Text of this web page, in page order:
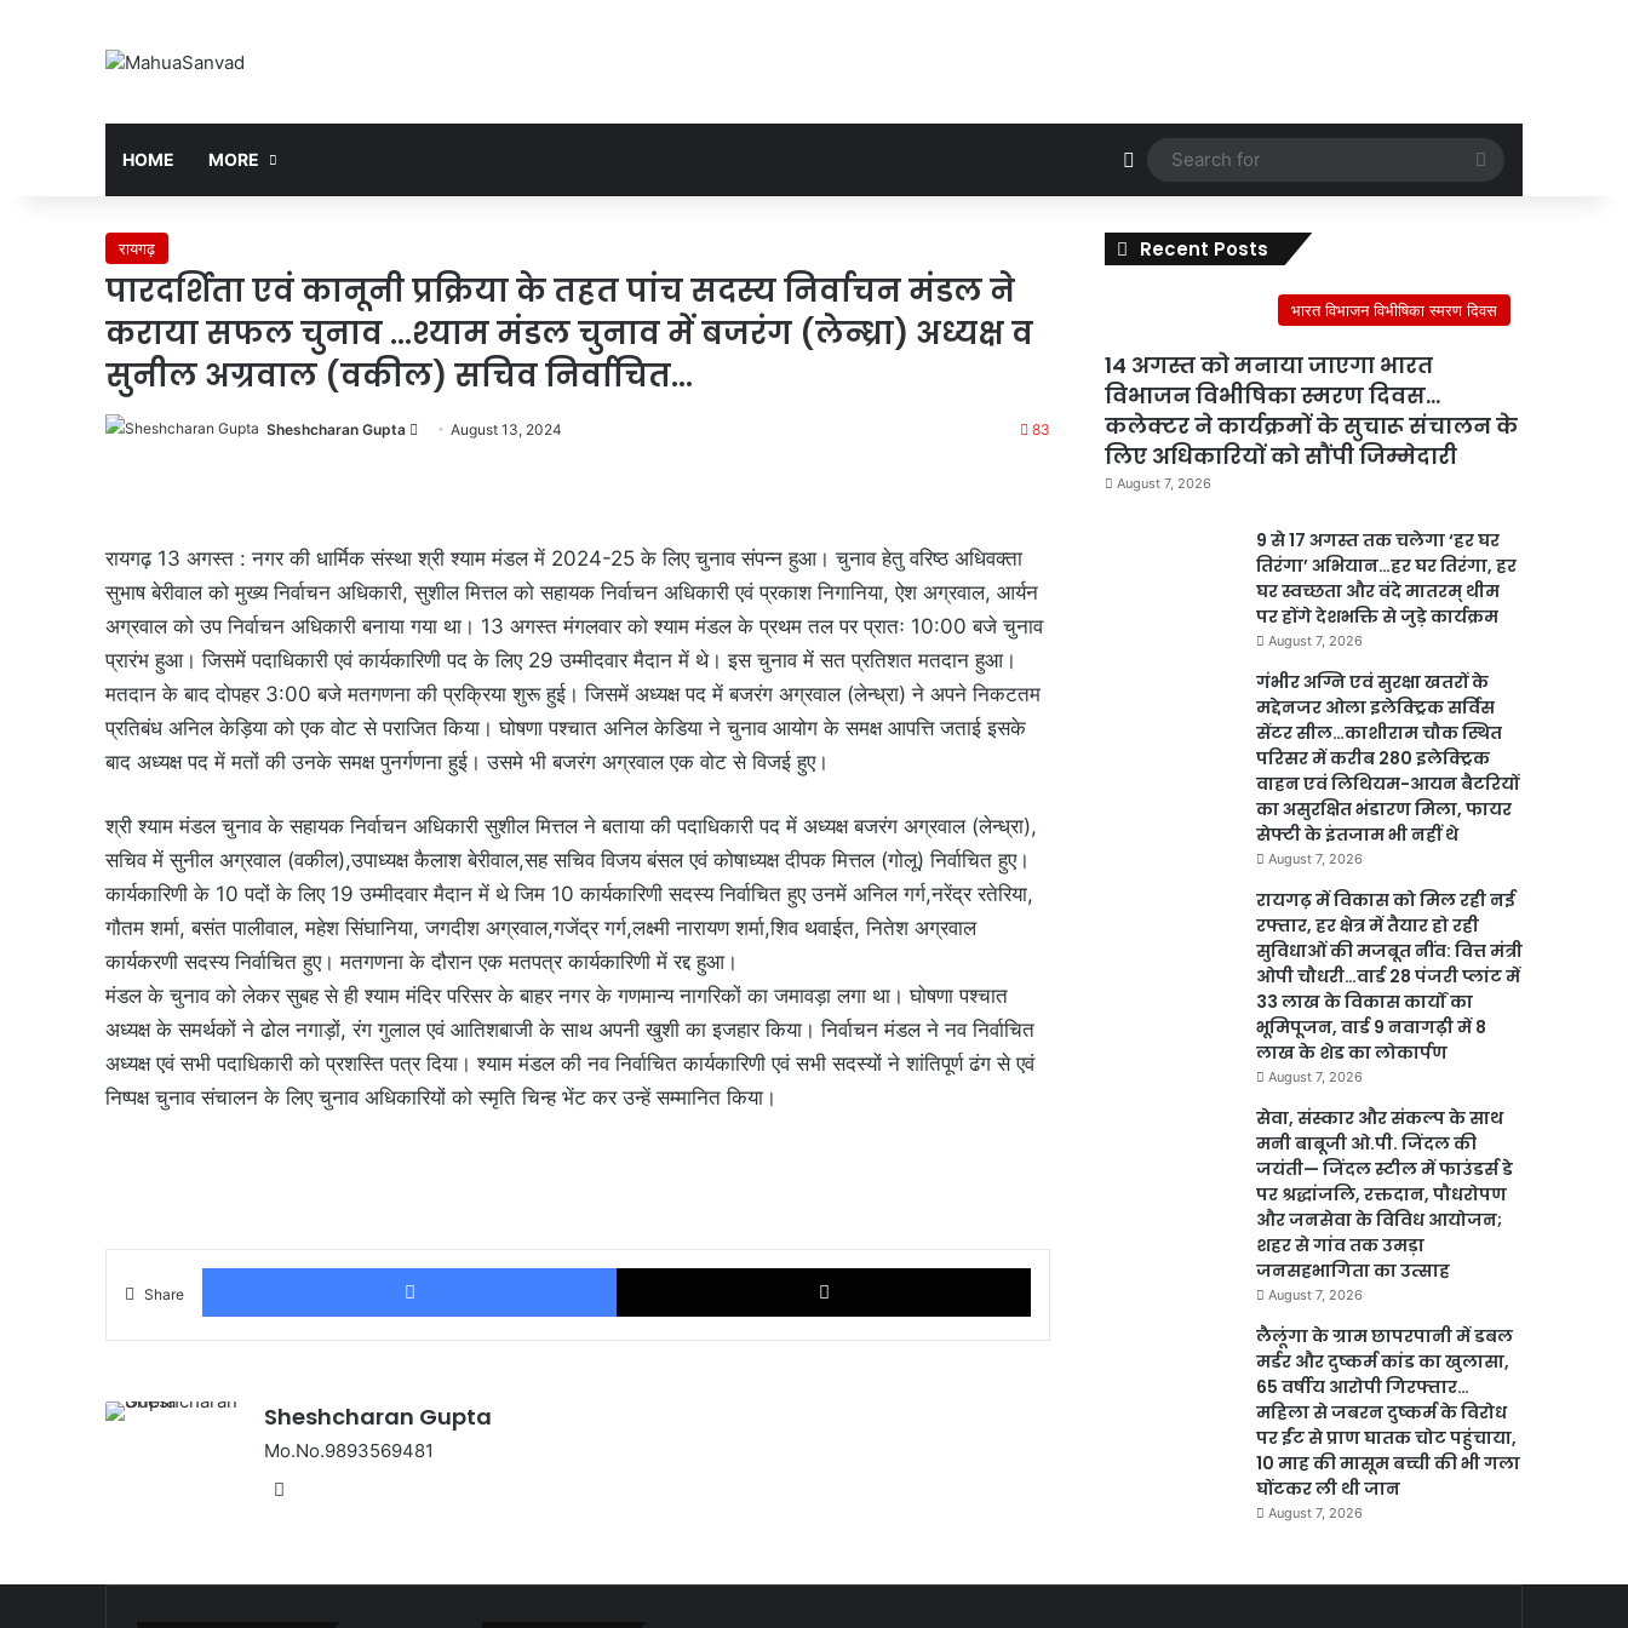
HOME MORE Random Article
Search
for
रायगढ़
पारदर्शिता एवं कानूनी प्रक्रिया के तहत पांच सदस्य निर्वाचन मंडल ने
कराया सफल चुनाव …श्याम मंडल चुनाव में बजरंग (लेन्ध्रा) अध्यक्ष व
सुनील अग्रवाल (वकील) सचिव निर्वाचित…
Sheshcharan Gupta
SendAugust 13, 2024 83
रायगढ़ 13 अगस्त : नगर की धार्मिक संस्था श्री श्याम मंडल में 2024-25 के लिए चुनाव संपन्न हुआ। चुनाव हेतु वरिष्ठ अधिवक्ता
सुभाष बेरीवाल को मुख्य निर्वाचन अधिकारी, सुशील मित्तल को सहायक निर्वाचन अधिकारी एवं प्रकाश निगानिया, ऐश अग्रवाल, आर्यन
अग्रवाल को उप निर्वाचन अधिकारी बनाया गया था। 13 अगस्त मंगलवार को श्याम मंडल के प्रथम तल पर प्रातः 10:00 बजे चुनाव
प्रारंभ हुआ। जिसमें पदाधिकारी एवं कार्यकारिणी पद के लिए 29 उम्मीदवार मैदान में थे। इस चुनाव में सत प्रतिशत मतदान हुआ।
मतदान के बाद दोपहर 3:00 बजे मतगणना की प्रक्रिया शुरू हुई। जिसमें अध्यक्ष पद में बजरंग अग्रवाल (लेन्ध्रा) ने अपने निकटतम
प्रतिबंध अनिल केड़िया को एक वोट से पराजित किया। घोषणा पश्चात अनिल केडिया ने चुनाव आयोग के समक्ष आपत्ति जताई इसके
बाद अध्यक्ष पद में मतों की उनके समक्ष पुनर्गणना हुई। उसमे भी बजरंग अग्रवाल एक वोट से विजई हुए।
श्री श्याम मंडल चुनाव के सहायक निर्वाचन अधिकारी सुशील मित्तल ने बताया की पदाधिकारी पद में अध्यक्ष बजरंग अग्रवाल (लेन्ध्रा),
सचिव में सुनील अग्रवाल (वकील),उपाध्यक्ष कैलाश बेरीवाल,सह सचिव विजय बंसल एवं कोषाध्यक्ष दीपक मित्तल (गोलू) निर्वाचित हुए।
कार्यकारिणी के 10 पदों के लिए 19 उम्मीदवार मैदान में थे जिम 10 कार्यकारिणी सदस्य निर्वाचित हुए उनमें अनिल गर्ग,नरेंद्र रतेरिया,
गौतम शर्मा, बसंत पालीवाल, महेश सिंघानिया, जगदीश अग्रवाल,गजेंद्र गर्ग,लक्ष्मी नारायण शर्मा,शिव थवाईत, नितेश अग्रवाल
कार्यकरणी सदस्य निर्वाचित हुए। मतगणना के दौरान एक मतपत्र कार्यकारिणी में रद्द हुआ।
मंडल के चुनाव को लेकर सुबह से ही श्याम मंदिर परिसर के बाहर नगर के गणमान्य नागरिकों का जमावड़ा लगा था। घोषणा पश्चात
अध्यक्ष के समर्थकों ने ढोल नगाड़ों, रंग गुलाल एवं आतिशबाजी के साथ अपनी खुशी का इजहार किया। निर्वाचन मंडल ने नव निर्वाचित
अध्यक्ष एवं सभी पदाधिकारी को प्रशस्ति पत्र दिया। श्याम मंडल की नव निर्वाचित कार्यकारिणी एवं सभी सदस्यों ने शांतिपूर्ण ढंग से एवं
निष्पक्ष चुनाव संचालन के लिए चुनाव अधिकारियों को स्मृति चिन्ह भेंट कर उन्हें सम्मानित किया।
Share
Facebook X
Sheshcharan Gupta
Mo.No.9893569481
Recent Posts
भारत विभाजन विभीषिका स्मरण दिवस
14 अगस्त को मनाया जाएगा भारत
विभाजन विभीषिका स्मरण दिवस…
कलेक्टर ने कार्यक्रमों के सुचारू संचालन के
लिए अधिकारियों को सौंपी जिम्मेदारी
August 7, 2026
9 से 17 अगस्त तक चलेगा ‘हर घर
तिरंगा’ अभियान…हर घर तिरंगा, हर
घर स्वच्छता और वंदे मातरम् थीम
पर होंगे देशभक्ति से जुड़े कार्यक्रम
August 7, 2026
गंभीर अग्नि एवं सुरक्षा खतरों के
मद्देनजर ओला इलेक्ट्रिक सर्विस
सेंटर सील…काशीराम चौक स्थित
परिसर में करीब 280 इलेक्ट्रिक
वाहन एवं लिथियम-आयन बैटरियों
का असुरक्षित भंडारण मिला, फायर
सेफ्टी के इंतजाम भी नहीं थे
August 7, 2026
रायगढ़ में विकास को मिल रही नई
रफ्तार, हर क्षेत्र में तैयार हो रही
सुविधाओं की मजबूत नींव: वित्त मंत्री
ओपी चौधरी…वार्ड 28 पंजरी प्लांट में
33 लाख के विकास कार्यों का
भूमिपूजन, वार्ड 9 नवागढ़ी में 8
लाख के शेड का लोकार्पण
August 7, 2026
सेवा, संस्कार और संकल्प के साथ
मनी बाबूजी ओ.पी. जिंदल की
जयंती— जिंदल स्टील में फाउंडर्स डे
पर श्रद्धांजलि, रक्तदान, पौधरोपण
और जनसेवा के विविध आयोजन;
शहर से गांव तक उमड़ा
जनसहभागिता का उत्साह
August 7, 2026
लैलूंगा के ग्राम छापरपानी में डबल
मर्डर और दुष्कर्म कांड का खुलासा,
65 वर्षीय आरोपी गिरफ्तार…
महिला से जबरन दुष्कर्म के विरोध
पर ईंट से प्राण घातक चोट पहुंचाया,
10 माह की मासूम बच्ची की भी गला
घोंटकर ली थी जान
August 7, 2026